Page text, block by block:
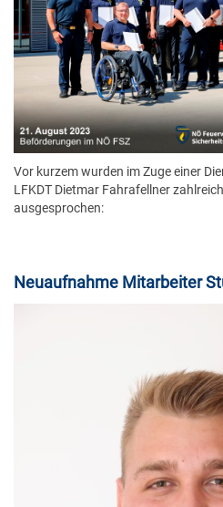
Vor kurzem wurden im Zuge einer
LFKDT Dietmar Fahrafellner
ausgesprochen:
Neuaufnahme Mitarbeiter